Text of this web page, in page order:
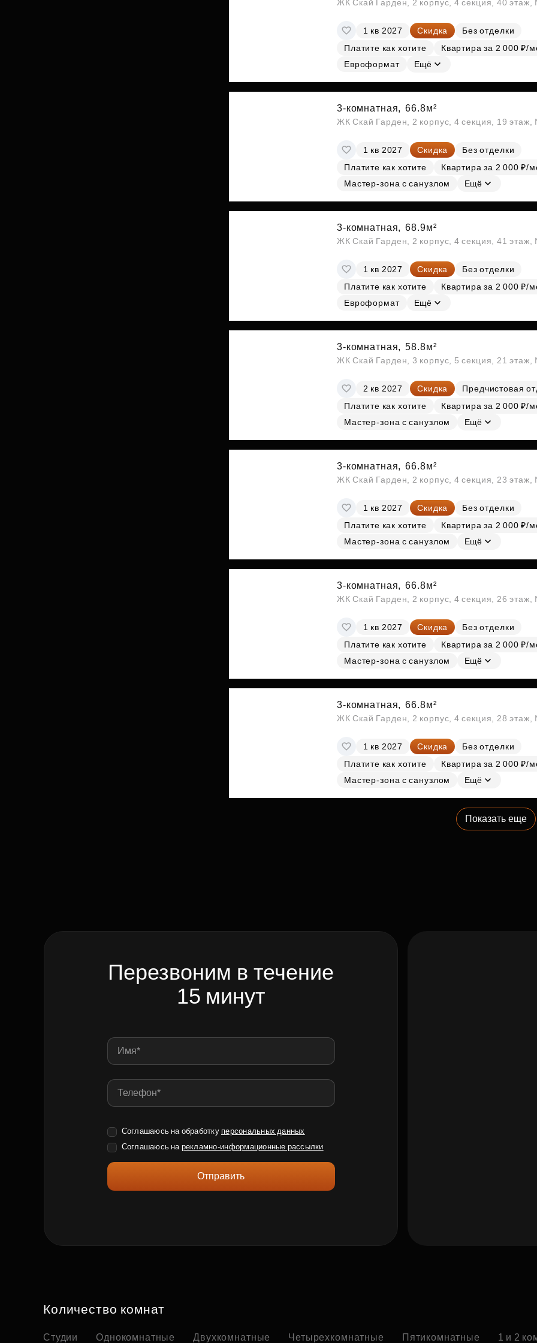
ЖК Скай Гарден, 2 корпус, 4 секция, 40
1 кв 2027 Скидка
Без отделки
Платите как хотите
Квартира за 2 000 ₽/
Евроформат
Ещё
3-комнатная, 66.8м²
ЖК Скай Гарден, 2 корпус, 4 секция, 19
1 кв 2027 Скидка
Без отделки
Платите как хотите
Квартира за 2 000 ₽/
Мастер-зона с санузлом
Ещё
3-комнатная, 68.9м²
ЖК Скай Гарден, 2 корпус, 4 секция, 41
1 кв 2027 Скидка
Без отделки
Платите как хотите
Квартира за 2 000 ₽/
Евроформат
Ещё
3-комнатная, 58.8м²
ЖК Скай Гарден, 3 корпус, 5 секция, 21
2 кв 2027 Скидка
Предчистовая
Платите как хотите
Квартира за 2 000 ₽/
Мастер-зона с санузлом
Ещё
3-комнатная, 66.8м²
ЖК Скай Гарден, 2 корпус, 4 секция, 23
1 кв 2027 Скидка
Без отделки
Платите как хотите
Квартира за 2 000 ₽/
Мастер-зона с санузлом
Ещё
3-комнатная, 66.8м²
ЖК Скай Гарден, 2 корпус, 4 секция, 26
1 кв 2027 Скидка
Без отделки
Платите как хотите
Квартира за 2 000 ₽/
Мастер-зона с санузлом
Ещё
3-комнатная, 66.8м²
ЖК Скай Гарден, 2 корпус, 4 секция, 28
1 кв 2027 Скидка
Без отделки
Платите как хотите
Квартира за 2 000 ₽/
Мастер-зона с санузлом
Ещё
Показать еще
Перезвоним в течение
15 минут
Соглашаюсь на обработку персональных данных
Соглашаюсь на рекламно-информационные рассылки
Отправить
Количество комнат
Студии Однокомнатные Двухкомнатные Четырехкомнатные Пятикомнатные 1 и 2